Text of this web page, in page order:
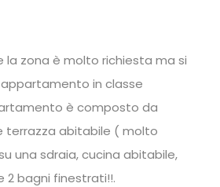
la zona è molto richiesta ma si
in classe
è composto da
terrazza abitabile ( molto
una sdraia, cucina abitabile,
bagni finestrati!!.